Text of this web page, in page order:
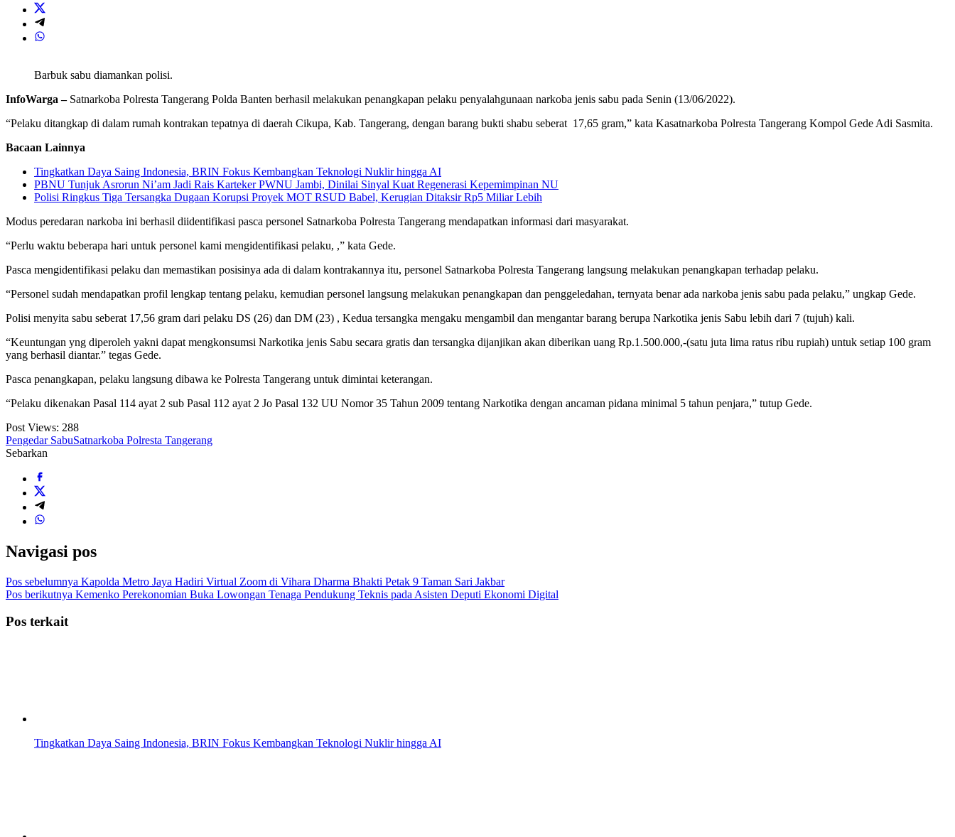
Barbuk sabu diamankan polisi.
InfoWarga –Satnarkoba Polresta Tangerang Polda Banten berhasil melakukan penangkapan pelaku penyalahgunaan narkoba jenis sabu pada Senin (13/06/2022).
“Pelaku ditangkap di dalam rumah kontrakan tepatnya di daerah Cikupa, Kab. Tangerang, dengan barang bukti shabu seberat 17,65 gram,” kata Kasatnarkoba Polresta Tangerang Kompol Gede Adi Sasmita.
Bacaan Lainnya
Tingkatkan Daya Saing Indonesia, BRIN Fokus Kembangkan Teknologi Nuklir hingga AI
PBNU Tunjuk Asrorun Ni’am Jadi Rais Karteker PWNU Jambi, Dinilai Sinyal Kuat Regenerasi Kepemimpinan NU
Polisi Ringkus Tiga Tersangka Dugaan Korupsi Proyek MOT RSUD Babel, Kerugian Ditaksir Rp5 Miliar Lebih
Modus peredaran narkoba ini berhasil diidentifikasi pasca personel Satnarkoba Polresta Tangerang mendapatkan informasi dari masyarakat.
“Perlu waktu beberapa hari untuk personel kami mengidentifikasi pelaku, ,” kata Gede.
Pasca mengidentifikasi pelaku dan memastikan posisinya ada di dalam kontrakannya itu, personel Satnarkoba Polresta Tangerang langsung melakukan penangkapan terhadap pelaku.
“Personel sudah mendapatkan profil lengkap tentang pelaku, kemudian personel langsung melakukan penangkapan dan penggeledahan, ternyata benar ada narkoba jenis sabu pada pelaku,” ungkap Gede.
Polisi menyita sabu seberat 17,56 gram dari pelaku DS (26) dan DM (23) , Kedua tersangka mengaku mengambil dan mengantar barang berupa Narkotika jenis Sabu lebih dari 7 (tujuh) kali.
“Keuntungan yng diperoleh yakni dapat mengkonsumsi Narkotika jenis Sabu secara gratis dan tersangka dijanjikan akan diberikan uang Rp.1.500.000,-(satu juta lima ratus ribu rupiah) untuk setiap 100 gram
yang berhasil diantar.” tegas Gede.
Pasca penangkapan, pelaku langsung dibawa ke Polresta Tangerang untuk dimintai keterangan.
“Pelaku dikenakan Pasal 114 ayat 2 sub Pasal 112 ayat 2 Jo Pasal 132 UU Nomor 35 Tahun 2009 tentang Narkotika dengan ancaman pidana minimal 5 tahun penjara,” tutup Gede.
Post Views: 288
Pengedar SabuSatnarkoba Polresta Tangerang
Sebarkan
Navigasi pos
Pos sebelumnya Kapolda Metro Jaya Hadiri Virtual Zoom di Vihara Dharma Bhakti Petak 9 Taman Sari Jakbar
Pos berikutnya Kemenko Perekonomian Buka Lowongan Tenaga Pendukung Teknis pada Asisten Deputi Ekonomi Digital
Pos terkait
Tingkatkan Daya Saing Indonesia, BRIN Fokus Kembangkan Teknologi Nuklir hingga AI